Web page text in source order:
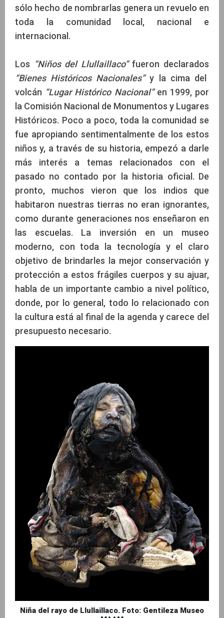
sólo hecho de nombrarlas genera un revuelo en
toda la comunidad local, nacional e
internacional.
Los “Niños del Llullaillaco”fueron declarados
“Bienes Históricos Nacionales”y la cima del
volcán “Lugar Histórico Nacional”en 1999, por
la Comisión Nacional de Monumentos y Lugares
Históricos. Poco a poco, toda la comunidad se
fue apropiando sentimentalmente de los estos
niños y, a través de su historia, empezó a darle
más interés a temas relacionados con el
pasado no contado por la historia oficial. De
pronto, muchos vieron que los indios que
habitaron nuestras tierras no eran ignorantes,
como durante generaciones nos enseñaron en
las escuelas. La inversión en un museo
moderno, con toda la tecnología y el claro
objetivo de brindarles la mejor conservación y
protección a estos frágiles cuerpos y su ajuar,
habla de un importante cambio a nivel político,
donde, por lo general, todo lo relacionado con
la cultura está al final de la agenda y carece del
presupuesto necesario.
Niña del rayo de Llullaillaco. Foto: Gentileza Museo